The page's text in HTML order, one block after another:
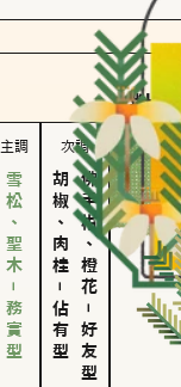
對方
主調
雪松、聖木－務實型
次調
胡椒、肉桂
－
佔有型
佛手柑、橙花
－
好友型